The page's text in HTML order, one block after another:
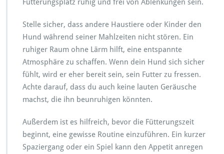
Fütterungsplatz ruhig und frei von Ablenkungen sein.
Stelle sicher, dass andere Haustiere oder Kinder den
Hund während seiner Mahlzeiten nicht stören. Ein
ruhiger Raum ohne Lärm hilft, eine entspannte
Atmosphäre zu schaffen. Wenn dein Hund sich sicher
fühlt, wird er eher bereit sein, sein Futter zu fressen.
Achte darauf, dass du auch keine lauten Geräusche
machst, die ihn beunruhigen könnten.
Außerdem ist es hilfreich, bevor die Fütterungszeit
beginnt, eine gewisse Routine einzuführen. Ein kurzer
Spaziergang oder ein Spiel kann den Appetit anregen